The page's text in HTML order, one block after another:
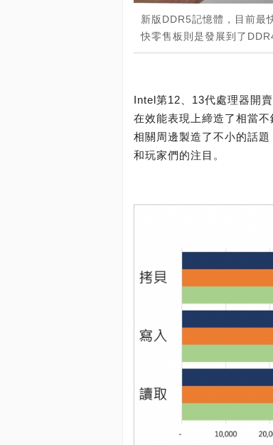
新版DDR5記憶體，目前最
快零售板則是發展到了
Intel第12、13代處理器開
在效能表現上締造了相當
相關周邊製造了不小的話
和玩家們的注目。